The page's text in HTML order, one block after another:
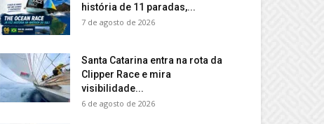
história de 11 paradas,...
7 de agosto de 2026
Santa Catarina entra na rota da
Clipper Race e mira
visibilidade...
6 de agosto de 2026